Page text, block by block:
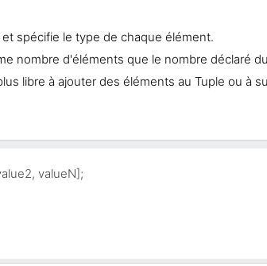
spécifie le type de chaque élément.
nombre d'éléments que le nombre déclaré
libre à ajouter des éléments au Tuple ou à
valueN];